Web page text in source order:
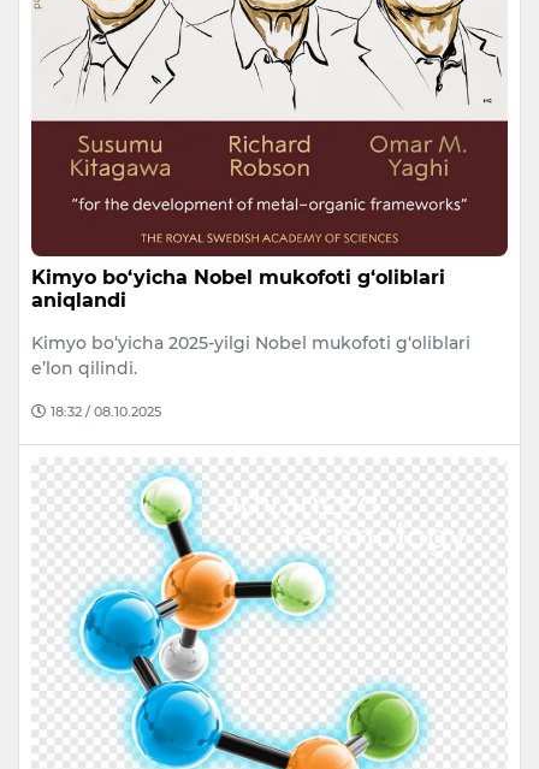
Kimyo bo‘yicha Nobel mukofoti g‘oliblari
aniqlandi
Kimyo bo‘yicha 2025-yilgi Nobel mukofoti g‘oliblari
e’lon qilindi.
18:32 / 08.10.2025